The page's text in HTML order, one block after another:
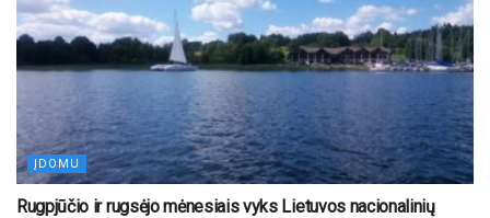
ĮDOMU
Rugpjūčio ir rugsėjo mėnesiais vyks Lietuvos nacionalinių